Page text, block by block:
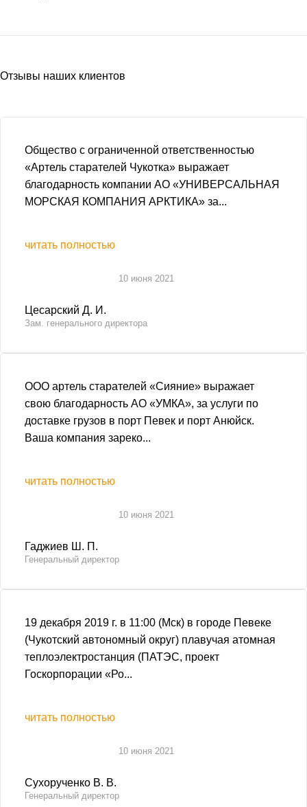
Отзывы наших клиентов
Общество с ограниченной ответственностью
«Артель старателей Чукотка» выражает
благодарность компании АО «УНИВЕРСАЛЬНАЯ
МОРСКАЯ КОМПАНИЯ АРКТИКА» за...
читать полностью
10 июня 2021
Цесарский Д. И.
Зам. генерального директора
ООО артель старателей «Сияние» выражает
свою благодарность АО «УМКА», за услуги по
доставке грузов в порт Певек и порт Анюйск.
Ваша компания зареко...
читать полностью
10 июня 2021
Гаджиев Ш. П.
Генеральный директор
19 декабря 2019 г. в 11:00 (Мск) в городе Певеке
(Чукотский автономный округ) плавучая атомная
теплоэлектростанция (ПАТЭС, проект
Госкорпорации «Ро...
читать полностью
10 июня 2021
Сухорученко В. В.
Генеральный директор